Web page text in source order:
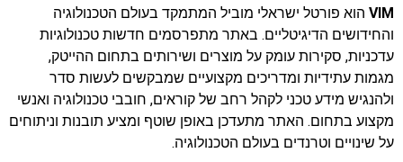
VIM הוא פורטל ישראלי מוביל המתמקד בעולם הטכנולוגיה
והחידושים הדיגיטליים. באתר מתפרסמים חדשות טכנולוגיות
עדכניות, סקירות עומק על מוצרים ושירותים בתחום ההייטק,
מגמות עתידיות ומדריכים מקצועיים שמבקשים לעשות סדר
ולהנגיש מידע טכני לקהל רחב של קוראים, חובבי טכנולוגיה ואנשי
מקצוע בתחום. האתר מתעדכן באופן שוטף ומציע תובנות וניתוחים
על שינויים וטרנדים בעולם הטכנולוגיה.